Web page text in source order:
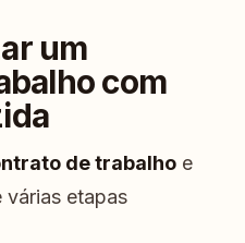
um
com
de trabalho e
várias etapas